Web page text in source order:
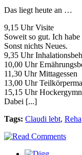
Das liegt heute an …
9,15 Uhr Visite
Soweit so gut. Ich
Sonst nichts Neues.
9,35 Uhr
10,00 Uhr
11,30 Uhr Mittagessen
13,00 Uhr
15,15 Uhr
Dabei [...]
Tags: Claudi lebt, Reha